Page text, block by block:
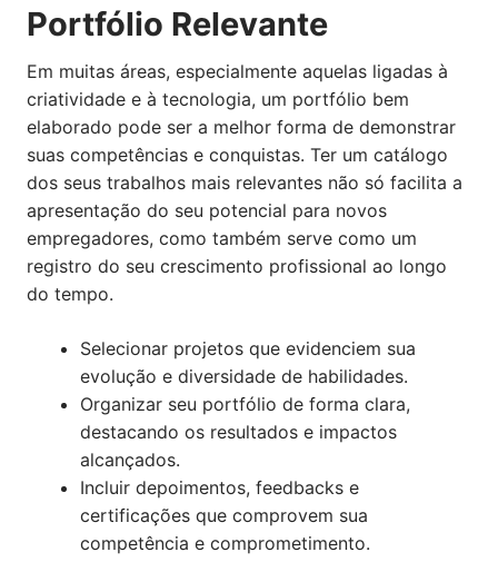
Portfólio Relevante
Em muitas áreas, especialmente aquelas ligadas à
criatividade e à tecnologia, um portfólio bem
elaborado pode ser a melhor forma de demonstrar
suas competências e conquistas. Ter um catálogo
dos seus trabalhos mais relevantes não só facilita a
apresentação do seu potencial para novos
empregadores, como também serve como um
registro do seu crescimento profissional ao longo
do tempo.
Selecionar projetos que evidenciem sua
evolução e diversidade de habilidades.
Organizar seu portfólio de forma clara,
destacando os resultados e impactos
alcançados.
Incluir depoimentos, feedbacks e
certificações que comprovem sua
competência e comprometimento.